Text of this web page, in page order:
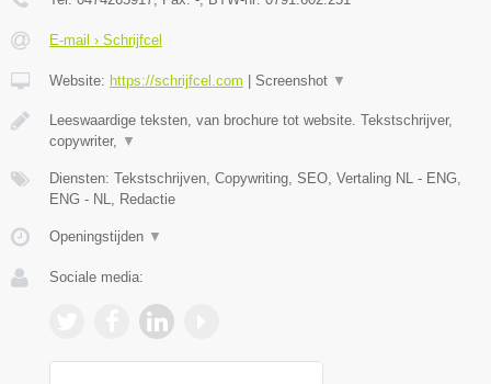
E-mail › Schrijfcel
Website: https://schrijfcel.com Screenshot ▼
Leeswaardige teksten, van brochure tot website. Tekstschrijver,
copywriter, ▼
Diensten: Tekstschrijven, Copywriting, SEO, Vertaling NL - ENG,
ENG - NL, Redactie
Openingstijden ▼
Sociale media: